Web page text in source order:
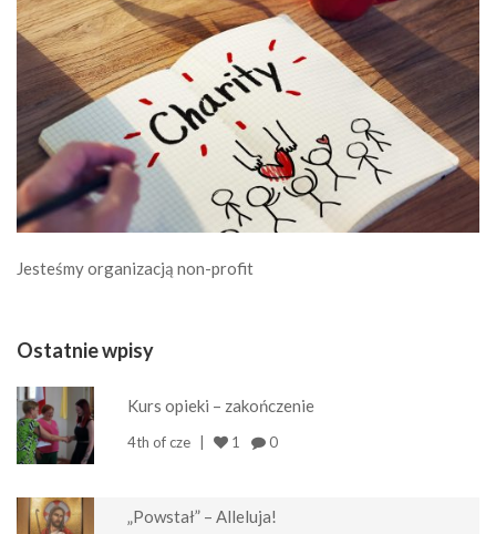
Jesteśmy organizacją non-profit
Ostatnie wpisy
Kurs opieki – zakończenie
4th of cze 1 0
„Powstał” – Alleluja!